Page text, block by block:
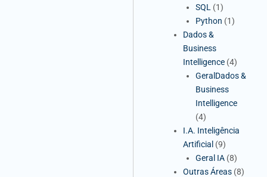
SQL (1)
Python (1)
Dados &
Business
Intelligence (4)
GeralDados &
Business
Intelligence
(4)
I.A. Inteligência
Artificial (9)
Geral IA (8)
Outras Áreas (8)